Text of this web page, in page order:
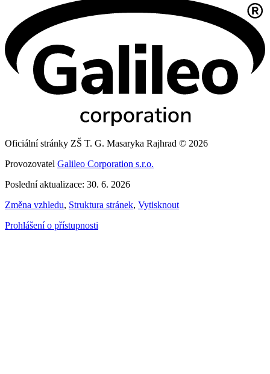
Oficiální stránky ZŠ T. G. Masaryka Rajhrad © 2026
Provozovatel Galileo Corporation s.r.o.
Poslední aktualizace: 30. 6. 2026
Změna vzhledu, Struktura stránek, Vytisknout
Prohlášení o přístupnosti